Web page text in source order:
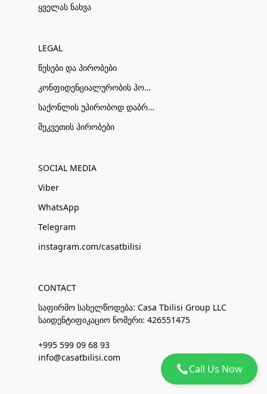
Call Us Now
ყველას ნახვა
LEGAL
წესები და პირობები
კონფიდენციალურობის პოლიტიკა
საქონლის უპირობოდ დაბრუნების პირობები
შეკვეთის პირობები
SOCIAL MEDIA
Viber
WhatsApp
Telegram
instagram.com/casatbilisi
CONTACT
საფირმო სახელწოდება: Casa Tbilisi Group LLC
საიდენტიფიკაციო ნომერი: 426551475
+995 599 09 68 93
info@casatbilisi.com